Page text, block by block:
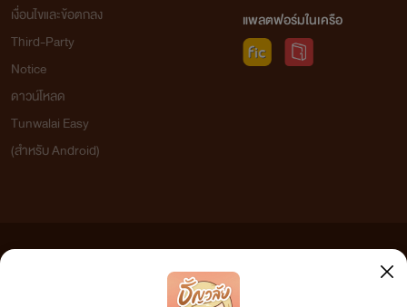
เงื่อนไขและข้อตกลง
Third-Party
Notice
ดาวน์โหลด
Tunwalai Easy
(สำหรับ Android)
แพลตฟอร์มในเครือ
เว็บไซต์แห่งนี้ไม่ได้เห็นด้วยและไม่ขอรับผิดชอบต่อข้อความใดๆ ทั้งสิ้น ดังนั้นผู้อ่านทุกท่านโปรดใช้
วิจารณญาณในการกลั่นกรองด้วยตนเอง และหากท่านพบข้อความใดๆ ที่ขัดต่อกฎหมายและศีลธรรม